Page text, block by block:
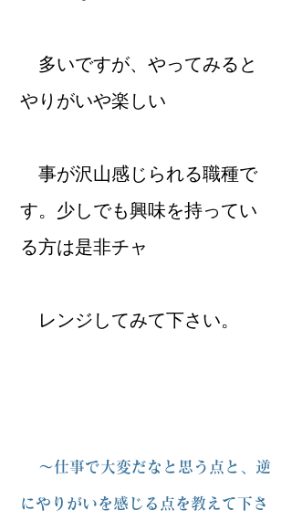
多いですが、やってみると
やりがいや楽しい
事が沢山感じられる職種で
す。少しでも興味を持ってい
る方は是非チャ
レンジしてみて下さい。
～仕事で大変だなと思う点と、逆
にやりがいを感じる点を教えて下さ